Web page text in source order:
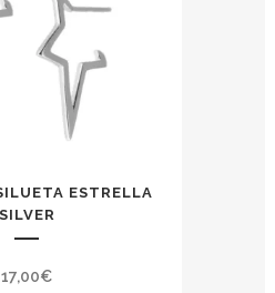
ESTRELLA
SILVER
17,00€